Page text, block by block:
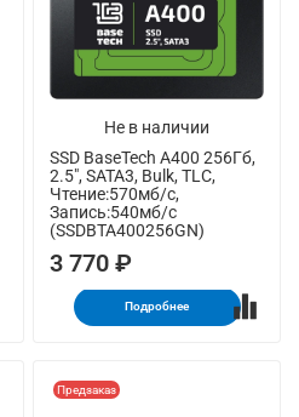
Не в наличии
SSD BaseTech A400 256Гб,
2.5", SATA3, Bulk, TLC,
Чтение:570мб/с,
Запись:540мб/с
(SSDBTA400256GN)
3 770 ₽
Подробнее
Предзаказ